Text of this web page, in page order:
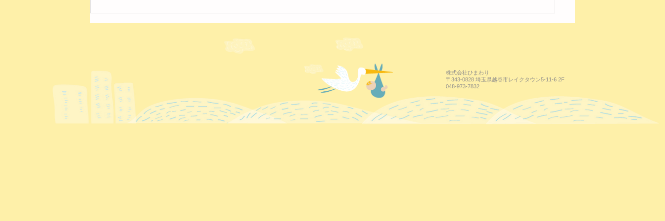
園】
株式会社ひまわり
〒343-0828 埼玉県越谷市レイクタウン5-11-6 2F
048-973-7832